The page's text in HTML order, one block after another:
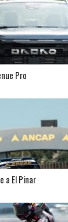
Pro
a El Pinar